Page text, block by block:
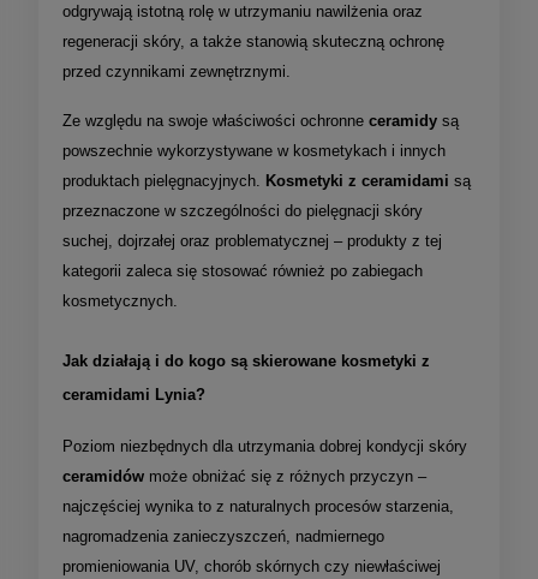
odgrywają istotną rolę w utrzymaniu nawilżenia oraz
regeneracji skóry, a także stanowią skuteczną ochronę
przed czynnikami zewnętrznymi.
Ze względu na swoje właściwości ochronne ceramidy są
powszechnie wykorzystywane w kosmetykach i innych
produktach pielęgnacyjnych.
Kosmetyki z ceramidami są
przeznaczone w szczególności do pielęgnacji skóry
suchej, dojrzałej oraz problematycznej – produkty z tej
kategorii zaleca się stosować również po zabiegach
kosmetycznych.
Jak działają i do kogo są skierowane kosmetyki z
ceramidami Lynia?
Poziom niezbędnych dla utrzymania dobrej kondycji skóry
ceramidów może obniżać się z różnych przyczyn –
najczęściej wynika to z naturalnych procesów starzenia,
nagromadzenia zanieczyszczeń, nadmiernego
promieniowania UV, chorób skórnych czy niewłaściwej